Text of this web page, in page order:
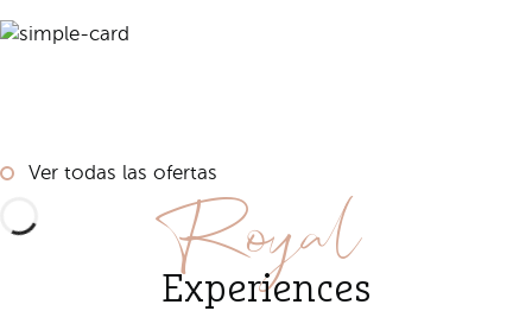
Ver todas las ofertasRoyal
Experiences